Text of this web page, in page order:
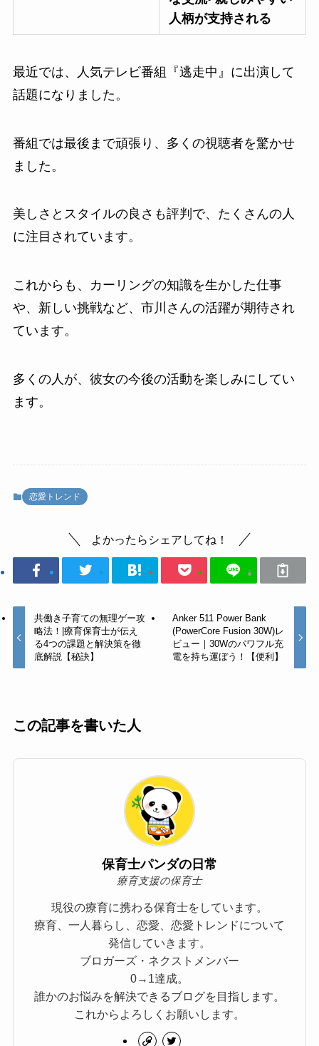
人柄が支持される
最近では、人気テレビ番組『逃走中』に出演して
話題になりました。
番組では最後まで頑張り、多くの視聴者を驚かせ
ました。
美しさとスタイルの良さも評判で、たくさんの人
に注目されています。
これからも、カーリングの知識を生かした仕事
や、新しい挑戦など、市川さんの活躍が期待され
ています。
多くの人が、彼女の今後の活動を楽しみにしてい
ます。
恋愛トレンド
よかったらシェアしてね！
共働き子育ての無理ゲー攻
略法！|療育保育士が伝え
る4つの課題と解決策を徹
底解説【秘訣】
Anker 511 Power Bank
(PowerCore Fusion 30W)レ
ビュー｜30Wのパワフル充
電を持ち運ぼう！【便利】
この記事を書いた人
保育士パンダの日常
療育支援の保育士
現役の療育に携わる保育士をしています。
療育、一人暮らし、恋愛、恋愛トレンドについて
発信していきます。
ブロガーズ・ネクストメンバー
0→1達成。
誰かのお悩みを解決できるブログを目指します。
これからよろしくお願いします。